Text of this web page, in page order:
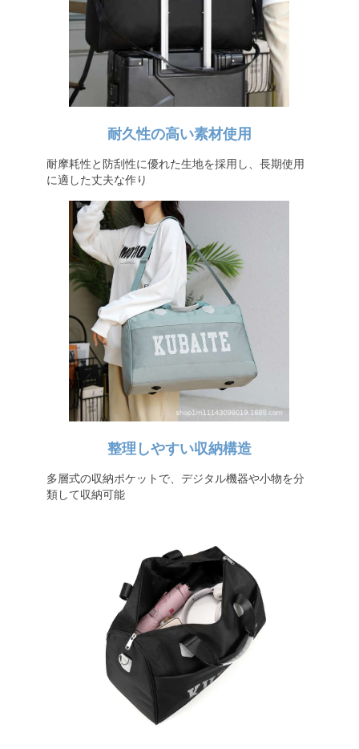
耐久性の高い素材使用
耐摩耗性と防刮性に優れた生地を採用し、長期使用
に適した丈夫な作り
整理しやすい収納構造
多層式の収納ポケットで、デジタル機器や小物を分
類して収納可能